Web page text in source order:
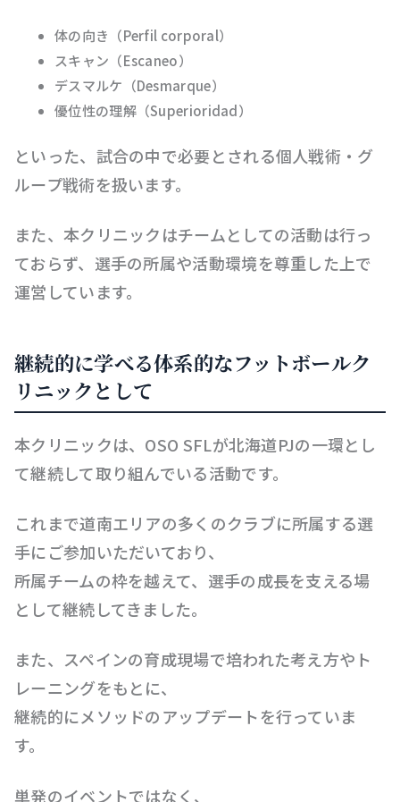
体の向き（Perfil corporal）
スキャン（Escaneo）
デスマルケ（Desmarque）
優位性の理解（Superioridad）
といった、試合の中で必要とされる個人戦術・グ
ループ戦術を扱います。
また、本クリニックはチームとしての活動は行っ
ておらず、選手の所属や活動環境を尊重した上で
運営しています。
継続的に学べる体系的なフットボールク
リニックとして
本クリニックは、OSO SFLが北海道PJの一環とし
て継続して取り組んでいる活動です。
これまで道南エリアの多くのクラブに所属する選
手にご参加いただいており、
所属チームの枠を越えて、選手の成長を支える場
として継続してきました。
また、スペインの育成現場で培われた考え方やト
レーニングをもとに、
継続的にメソッドのアップデートを行っていま
す。
単発のイベントではなく、